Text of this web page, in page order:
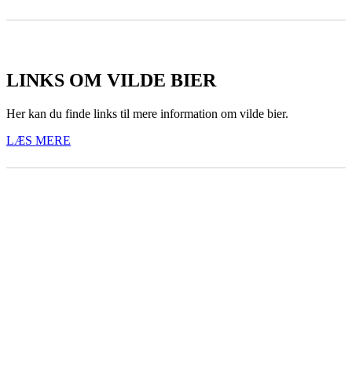
LINKS OM VILDE BIER
Her kan du finde links til mere information om vilde bier.
LÆS MERE